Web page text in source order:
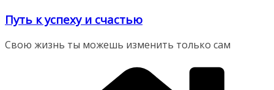
Перейти
содержимому
Путь к успеху и счастью
Свою жизнь ты можешь изменить только сам